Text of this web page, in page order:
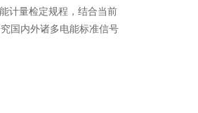
能计量检定规程，结合当前
国内外诸多电能标准信号